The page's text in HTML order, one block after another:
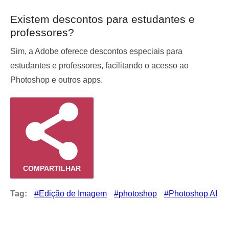
Existem descontos para estudantes e
professores?
Sim, a Adobe oferece descontos especiais para
estudantes e professores, facilitando o acesso ao
Photoshop e outros apps.
COMPARTILHAR
Tag: Edição de Imagem photoshop Photoshop AI